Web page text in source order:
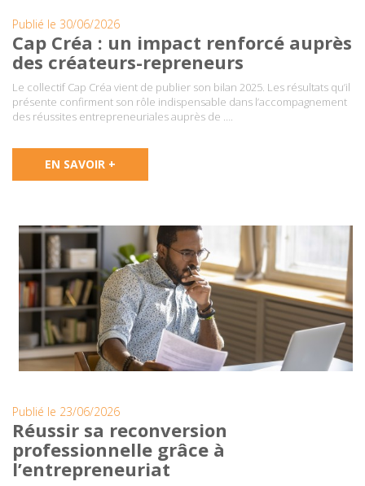
Publié le 30/06/2026
Cap Créa : un impact renforcé auprès
des créateurs-repreneurs
Le collectif Cap Créa vient de publier son bilan 2025. Les résultats qu’il
présente confirment son rôle indispensable dans l’accompagnement
des réussites entrepreneuriales auprès de ….
EN SAVOIR +
Publié le 23/06/2026
Réussir sa reconversion
professionnelle grâce à
l’entrepreneuriat